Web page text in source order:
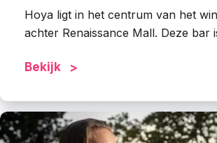
Hoya ligt in het centrum van het
achter Renaissance Mall. Deze bar
Bekijk